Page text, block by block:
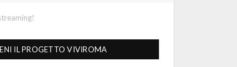
IL PROGETTO VIVIROMA